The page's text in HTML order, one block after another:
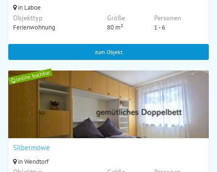
in Laboe
Objekttyp
Ferienwohnung
Größe
80 m²
Personen
1 - 6
zum Objekt
online buchbar
Silbermöwe
in Wendtorf